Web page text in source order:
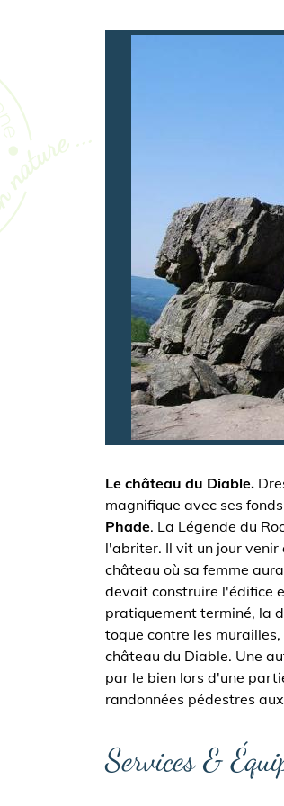
Le château du Diable.
magnifique avec ses
Phade. La Légende du
l'abriter. Il vit un jour venir
château où sa femme
devait construire l'édifice
pratiquement terminé, la
toque contre les
château du Diable. Une
par le bien lors d'une
randonnées pédestres
Services &